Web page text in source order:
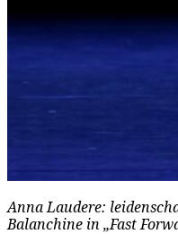
Anna Laudere:
Balanchine in „Fast